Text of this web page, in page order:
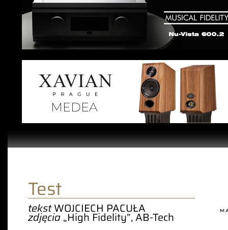
Test
tekstWOJCIECH PACUŁA
zdjęcia„High Fidelity”, AB-Tech